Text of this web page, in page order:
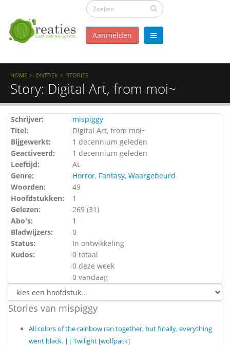
Aanmelden
HOME ONTDEK STORIES
Story: Digital Art, from moi~
Schrijver:
mispiggy
Titel:
Digital Art, from moi~
Bijgewerkt:
1 decennium geleden
Geactiveerd:
1 decennium geleden
Leeftijd:
AL
Genre:
Horror, Fantasy, Waargebeurd
Woorden:
49
Hoofdstukken:
1
Gelezen:
269 (31)
Abo's:
1
Bladwijzers:
0
Status:
In ontwikkeling
Kudos:
0 totaal
0 deze week
0 vandaag
Stories van mispiggy
All colors of the rainbow ran together, but finally, everything
went black. || Twilight [wolfpack]